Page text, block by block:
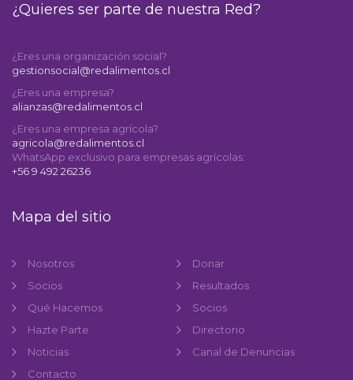
¿Quieres ser parte de nuestra Red?
¿Eres una organización social?
gestionsocial@redalimentos.cl
¿Eres una empresa?
alianzas@redalimentos.cl
¿Eres una empresa agrícola?
agricola@redalimentos.cl
WhatsApp exclusivo para empresas agrícolas:
+56 9 492 26236
Mapa del sitio
Nosotros
Socios
Qué Hacemos
Hazte Parte
Noticias
Contacto
Donar
Resultados
Socios
Directorio
Canal de Denuncias